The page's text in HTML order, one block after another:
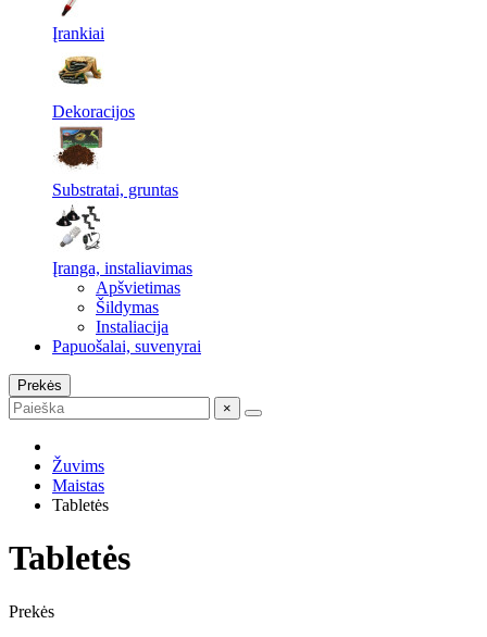
Įrankiai
Dekoracijos
Substratai, gruntas
Įranga, instaliavimas
Apšvietimas
Šildymas
Instaliacija
Papuošalai, suvenyrai
Prekės
×
Žuvims
Maistas
Tabletės
Tabletės
Prekės